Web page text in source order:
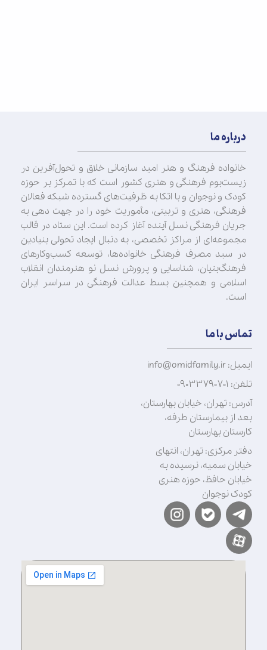
درباره ما
خانواده فرهنگ و هنر امید سازمانی خلاق و تحول‌آفرین در
زیست‌بوم فرهنگی و هنری کشور است که با تمرکز بر حوزه
کودک و نوجوان و با اتکا به ظرفیت‌های گسترده شبکه فعالان
فرهنگی، هنری و تربیتی، مأموریت خود را در جهت‌ دهی به
جریان فرهنگی نسل آینده آغاز کرده است. این ستاد در قالب
مجموعه‌ای از مراکز تخصصی، به دنبال ایجاد تحولی بنیادین
در سبد مصرف فرهنگی خانواده‌ها، توسعه کسب‌وکارهای
فرهنگ‌بنیان، شناسایی و پرورش نسل نو هنرمندان انقلاب
اسلامی و همچنین بسط عدالت فرهنگی در سراسر ایران
است.
تماس با ما
ایمیل: info@omidfamily.ir
تلفن: ۰۹۰۳۳۷۹۰۷۰۱
آدرس: تهران، خیابان بهارستان،
بعد از بیمارستان طرفه،
کارستان بهارستان
دفتر مرکزی: تهران، انتهای
خیابان سمیه، نرسیده به
خیابان حافظ، حوزه هنری
کودک نوجوان